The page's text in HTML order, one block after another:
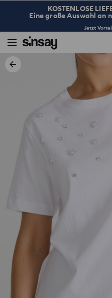
KOSTENLOSE
Eine große Auswahl an
Jetzt